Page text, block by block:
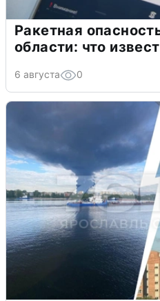
Ракетная
области: что
6 августа 0